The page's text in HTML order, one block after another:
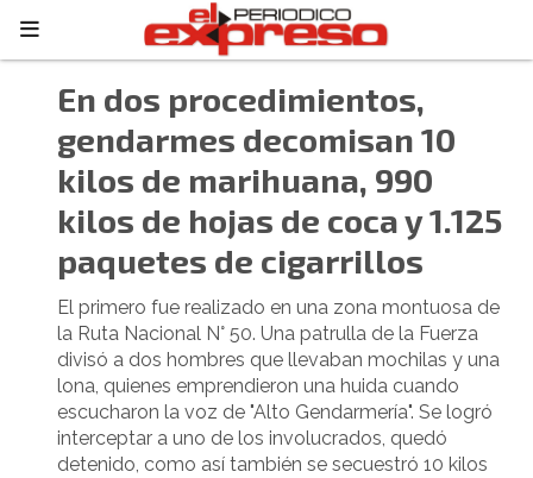
En dos procedimientos,
gendarmes decomisan 10
kilos de marihuana, 990
kilos de hojas de coca y 1.125
paquetes de cigarrillos
El primero fue realizado en una zona montuosa de
la Ruta Nacional N° 50. Una patrulla de la Fuerza
divisó a dos hombres que llevaban mochilas y una
lona, quienes emprendieron una huida cuando
escucharon la voz de "Alto Gendarmería". Se logró
interceptar a uno de los involucrados, quedó
detenido, como así también se secuestró 10 kilos